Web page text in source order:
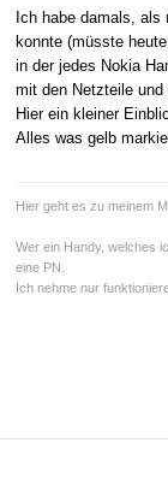
Ich habe damals,
konnte (müsste
in der jedes Nokia
mit den Netzteile und
Hier ein kleiner
Alles was gelb
Hier geht es zu meinem
Wer ein Handy, welches
eine PN.
Ich nehme nur